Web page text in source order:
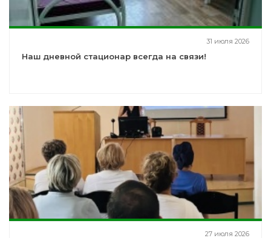
31 июля 2026
Наш дневной стационар всегда на связи!
27 июля 2026